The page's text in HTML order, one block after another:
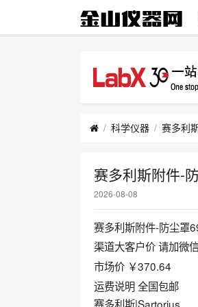
科学仪器 赛多利
赛多利斯附件-
2026-08-08
赛多利斯附件-防尘罩
渠道大客户价 请加微
市场价 ￥370.64
运费说明 全国包邮
赛多利斯|Sartorius